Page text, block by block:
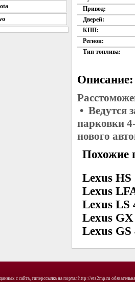
Привод:
Дверей:
КПП:
Регион:
Тип топлива:
Описание:
• Ведутся
парковки
нового
Похожие
Lexus HS
Lexus
Lexus LS
Lexus
Lexus GS
с сайта, гиперссылка на портал http://ets2mp.ru